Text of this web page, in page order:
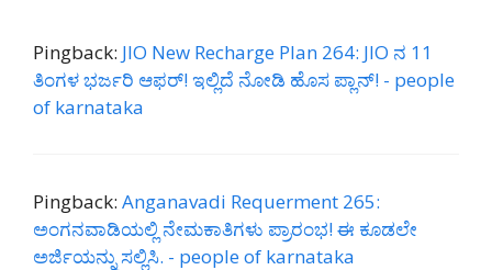
Pingback: JIO New Recharge Plan 264: JIO ನ 11
ತಿಂಗಳ ಭರ್ಜರಿ ಆಫರ್! ಇಲ್ಲಿದೆ ನೋಡಿ ಹೊಸ ಪ್ಲಾನ್! - people
of karnataka
Pingback: Anganavadi Requerment 265:
ಅಂಗನವಾಡಿಯಲ್ಲಿ ನೇಮಕಾತಿಗಳು ಪ್ರಾರಂಭ! ಈ ಕೂಡಲೇ
ಅರ್ಜಿಯನ್ನು ಸಲ್ಲಿಸಿ. - people of karnataka